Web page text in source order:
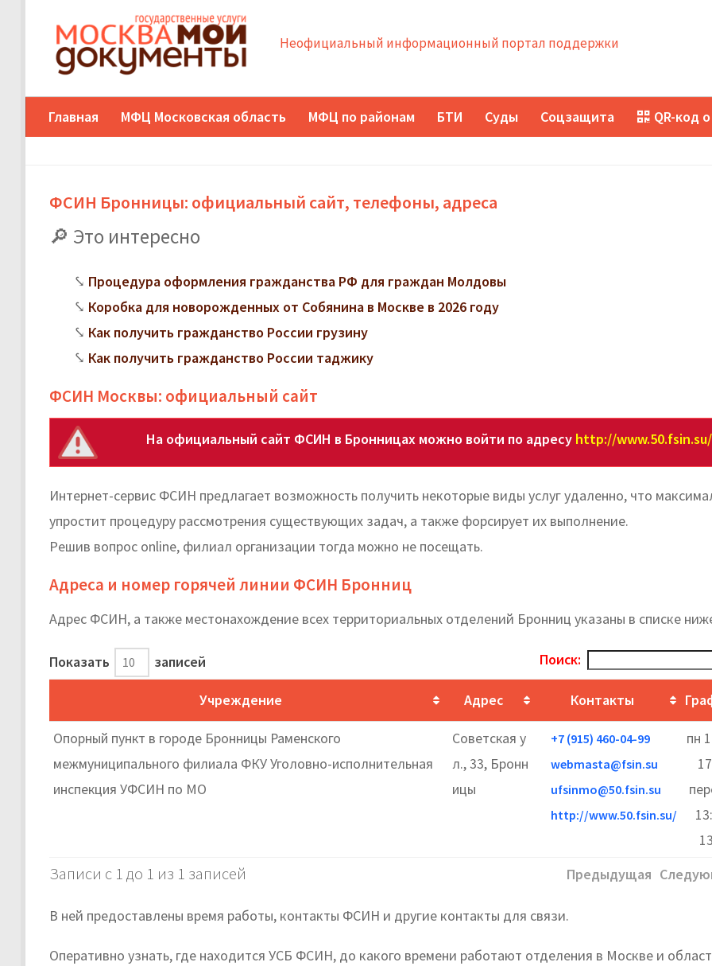
Неофициальный информационный портал поддержки
Главная МФЦ Московская область МФЦ по районам БТИ Суды Соцзащита QR-код
ФСИН Бронницы: официальный сайт, телефоны, адреса
Это интересно
Процедура оформления гражданства РФ для граждан Молдовы
Коробка для новорожденных от Собянина в Москве в 2026 году
Как получить гражданство России грузину
Как получить гражданство России таджику
ФСИН Москвы: официальный сайт
На официальный сайт ФСИН в Бронницах можно войти по адресу http://www.50.fsin.su/
Интернет-сервис ФСИН предлагает возможность получить некоторые виды услуг удаленно, что
упростит процедуру рассмотрения существующих задач, а также форсирует их выполнение.
Решив вопрос online, филиал организации тогда можно не посещать.
Адреса и номер горячей линии ФСИН Бронниц
Адрес ФСИН, а также местонахождение всех территориальных отделений Бронниц указаны в списке
Показать записей Поиск:
Учреждение Адрес Контакты
Опорный пункт в городе Бронницы Раменского
межмуниципального филиала ФКУ Уголовно-исполнительная
инспекция УФСИН по МО
Советская у
л., 33, Бронн
ицы
+7 (915) 460-04-99
webmasta@fsin.su
ufsinmo@50.fsin.su
http://www.50.fsin.su/
пн
Записи с 1 до 1 из 1 записей Предыдущая
В ней предоставлены время работы, контакты ФСИН и другие контакты для связи.
Оперативно узнать, где находится УСБ ФСИН, до какого времени работают отделения в Москве и